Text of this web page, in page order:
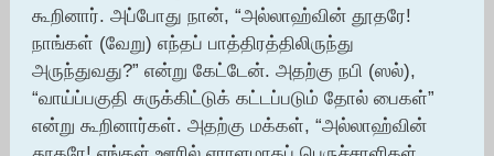
கூறினார். அப்போது நான், “அல்லாஹ்வின் தூதரே!
நாங்கள் (வேறு) எந்தப் பாத்திரத்திலிருந்து
அருந்துவது?” என்று கேட்டேன். அதற்கு நபி (ஸல்),
“வாய்ப்பகுதி சுருக்கிட்டுக் கட்டப்படும் தோல் பைகள்”
என்று கூறினார்கள். அதற்கு மக்கள், “அல்லாஹ்வின்